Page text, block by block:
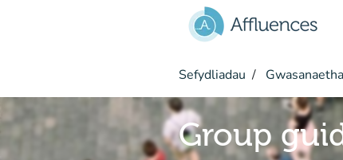
Sefydliadau
Group